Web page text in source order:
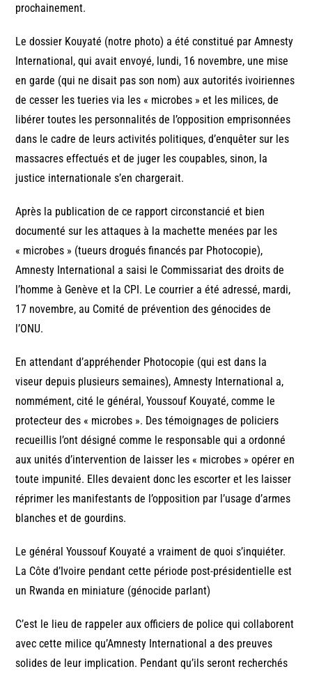
prochainement.
Le dossier Kouyaté (notre photo) a été constitué par Amnesty
International, qui avait envoyé, lundi, 16 novembre, une mise
en garde (qui ne disait pas son nom) aux autorités ivoiriennes
de cesser les tueries via les « microbes » et les milices, de
libérer toutes les personnalités de l’opposition emprisonnées
dans le cadre de leurs activités politiques, d’enquêter sur les
massacres effectués et de juger les coupables, sinon, la
justice internationale s’en chargerait.
Après la publication de ce rapport circonstancié et bien
documenté sur les attaques à la machette menées par les
« microbes » (tueurs drogués financés par Photocopie),
Amnesty International a saisi le Commissariat des droits de
l’homme à Genève et la CPI. Le courrier a été adressé, mardi,
17 novembre, au Comité de prévention des génocides de
l’ONU.
En attendant d’appréhender Photocopie (qui est dans la
viseur depuis plusieurs semaines), Amnesty International a,
nommément, cité le général, Youssouf Kouyaté, comme le
protecteur des « microbes ». Des témoignages de policiers
recueillis l’ont désigné comme le responsable qui a ordonné
aux unités d’intervention de laisser les « microbes » opérer en
toute impunité. Elles devaient donc les escorter et les laisser
réprimer les manifestants de l’opposition par l’usage d’armes
blanches et de gourdins.
Le général Youssouf Kouyaté a vraiment de quoi s’inquiéter.
La Côte d’Ivoire pendant cette période post-présidentielle est
un Rwanda en miniature (génocide parlant)
C’est le lieu de rappeler aux officiers de police qui collaborent
avec cette milice qu’Amnesty International a des preuves
solides de leur implication. Pendant qu’ils seront recherchés